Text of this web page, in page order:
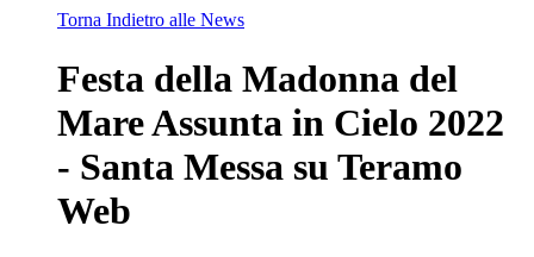
Torna Indietro alle News
Festa della Madonna del
Mare Assunta in Cielo 2022
- Santa Messa su Teramo
Web